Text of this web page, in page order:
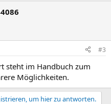
#3
steht im Handbuch zum
Möglichkeiten.
um hier zu antworten.